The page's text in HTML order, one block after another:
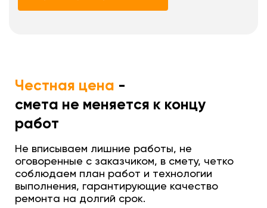
Честная цена -
смета не меняется к концу
работ
Не вписываем лишние работы, не
оговоренные с заказчиком, в смету, четко
соблюдаем план работ и технологии
выполнения, гарантирующие качество
ремонта на долгий срок.